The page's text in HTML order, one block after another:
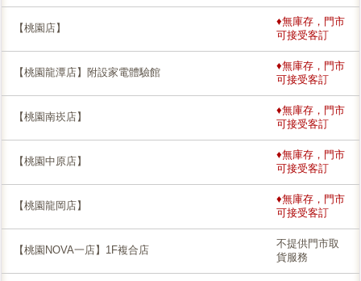
【桃園店】
♦無庫存，門市
可接受客訂
【桃園龍潭店】附設家電體驗館
♦無庫存，門市
可接受客訂
【桃園南崁店】
♦無庫存，門市
可接受客訂
【桃園中原店】
♦無庫存，門市
可接受客訂
【桃園龍岡店】
♦無庫存，門市
可接受客訂
【桃園NOVA一店】1F複合店
不提供門市取
貨服務